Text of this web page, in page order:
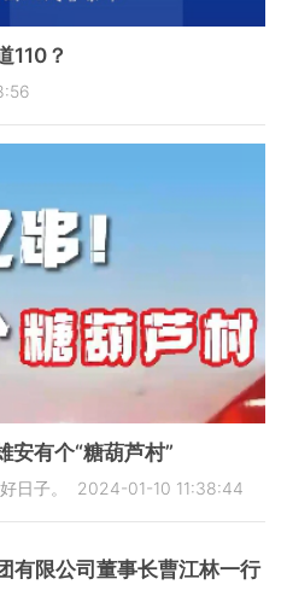
110？
安有个“糖葫芦村”
日子。 2024-01-10 11:38:44
有限公司董事长曹江林一行